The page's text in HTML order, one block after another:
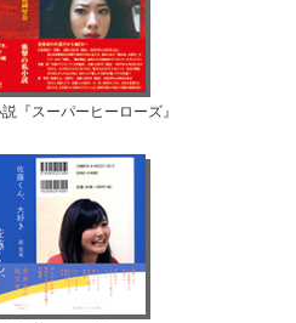
『スーパーヒーローズ』